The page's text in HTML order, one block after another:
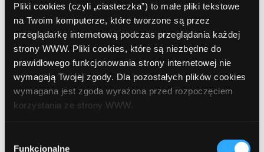
Pliki cookies (czyli „ciasteczka”) to małe pliki tekstowe
na Twoim komputerze, które tworzone są przez
przeglądarkę internetową podczas przeglądania każdej
strony WWW. Pliki cookies, które są niezbędne do
prawidłowego funkcjonowania strony internetowej nie
wymagają Twojej zgody. Dla pozostałych plików cookies
wymagana jest zgoda wyrażona przed rozpoczęciem
korzystania ze strony WWW.
formy korzystania z plików cookies. Więcej:
Polityka
Funkcjonalne
Prev Article Next Article
Leave a comment